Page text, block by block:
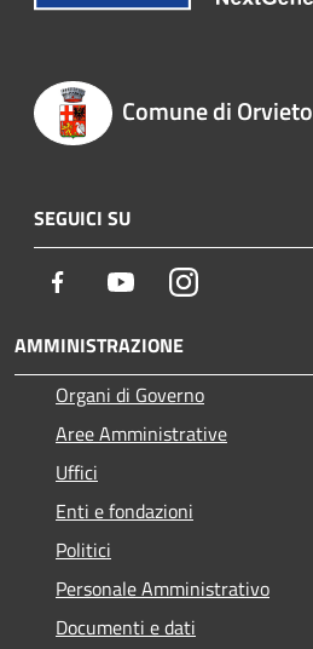
Comune di Orvieto
SEGUICI SU
Facebook YoutubeInstagram
AMMINISTRAZIONE
Organi di Governo
Aree Amministrative
Uffici
Enti e fondazioni
Politici
Personale Amministrativo
Documenti e dati